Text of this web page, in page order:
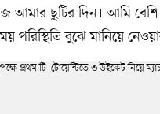
ছুটির দিন। আমি বেশি
পরিস্থিতি বুঝে মানিয়ে